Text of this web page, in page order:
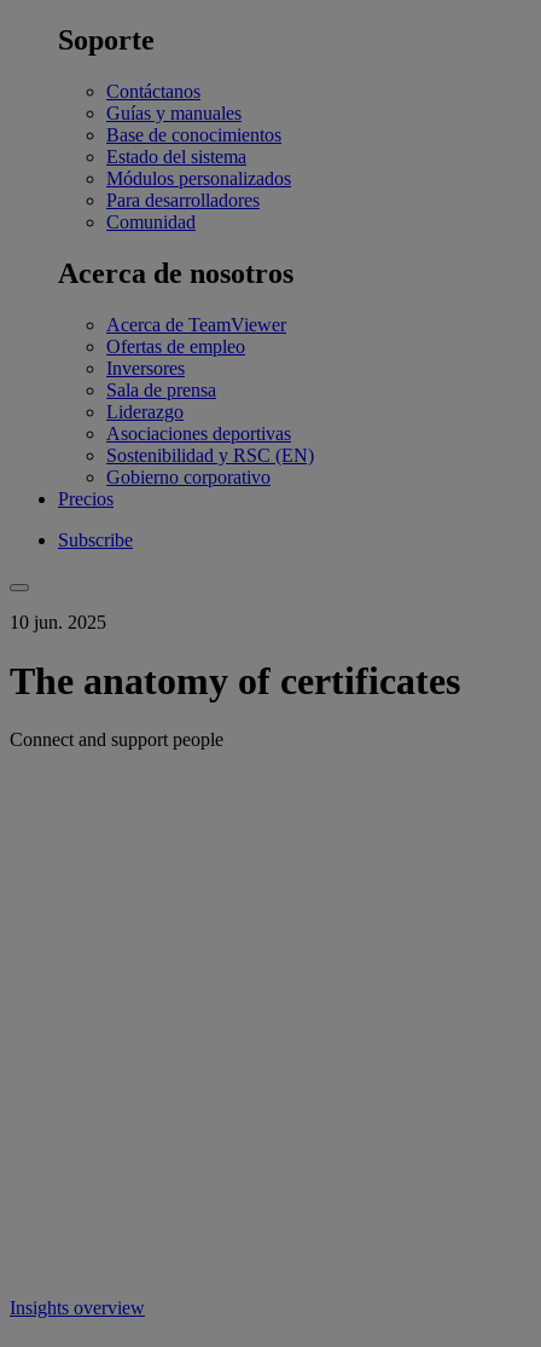
Soporte
Contáctanos
Guías y manuales
Base de conocimientos
Estado del sistema
Módulos personalizados
Para desarrolladores
Comunidad
Acerca de nosotros
Acerca de TeamViewer
Ofertas de empleo
Inversores
Sala de prensa
Liderazgo
Asociaciones deportivas
Sostenibilidad y RSC (EN)
Gobierno corporativo
Precios
Subscribe
10 jun. 2025
The anatomy of certificates
Connect and support people
Insights overview